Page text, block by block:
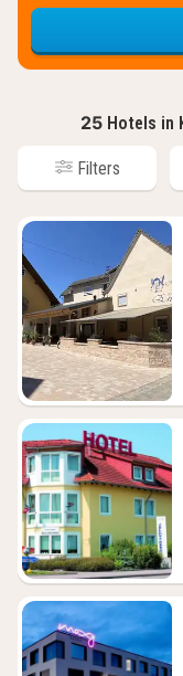
25 Hotels in
Filters